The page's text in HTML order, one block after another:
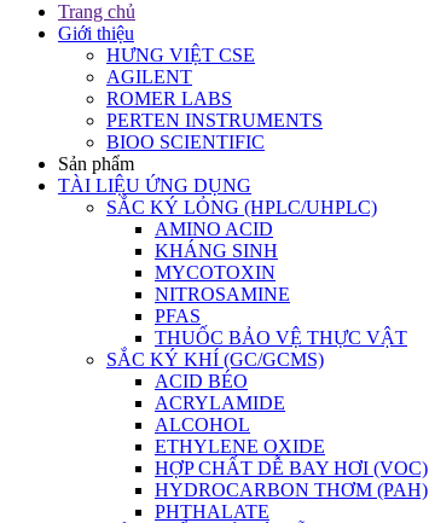
Trang chủ
Giới thiệu
HƯNG VIỆT CSE
AGILENT
ROMER LABS
PERTEN INSTRUMENTS
BIOO SCIENTIFIC
Sản phẩm
TÀI LIỆU ỨNG DỤNG
SẮC KÝ LỎNG (HPLC/UHPLC)
AMINO ACID
KHÁNG SINH
MYCOTOXIN
NITROSAMINE
PFAS
THUỐC BẢO VỆ THỰC VẬT
SẮC KÝ KHÍ (GC/GCMS)
ACID BÉO
ACRYLAMIDE
ALCOHOL
ETHYLENE OXIDE
HỢP CHẤT DỄ BAY HƠI (VOC)
HYDROCARBON THƠM (PAH)
PHTHALATE